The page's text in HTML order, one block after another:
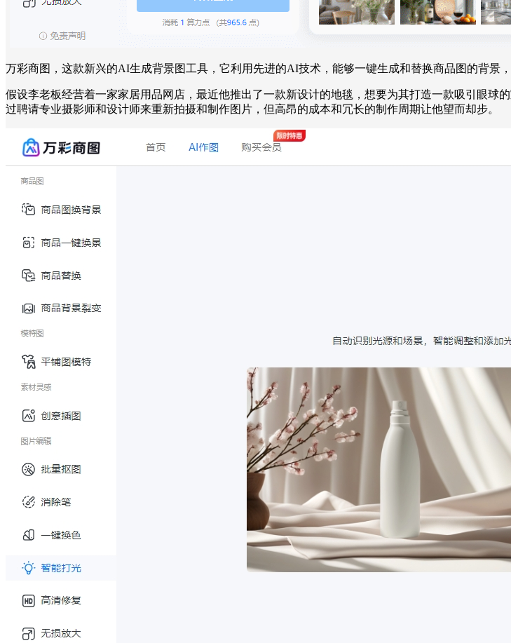
万彩商图，这款新兴的AI生成背景图工具，它利用先进的AI技术，能够一键生成和替换商品图的背景
假设李老板经营着一家家居用品网店，最近他推出了一款新设计的地毯，想要为其打造一款吸引眼
过聘请专业摄影师和设计师来重新拍摄和制作图片，但高昂的成本和冗长的制作周期让他望而却步。